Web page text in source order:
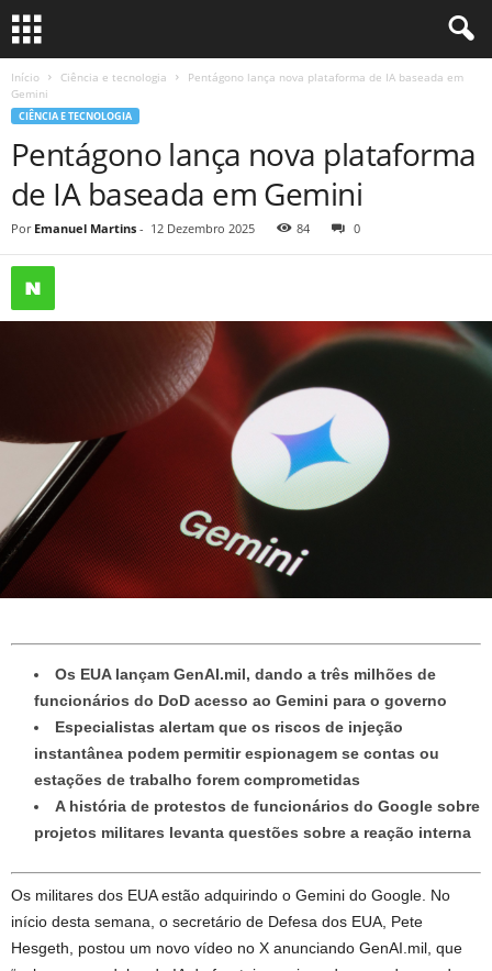
Início Ciência e tecnologia
Pentágono lança nova plataforma de IA baseada em
Gemini
CIÊNCIA E TECNOLOGIA
Pentágono lança nova plataforma
de IA baseada em Gemini
Por Emanuel Martins - 12 Dezembro 2025 84 0
Os EUA lançam GenAI.mil, dando a três milhões de
funcionários do DoD acesso ao Gemini para o governo
Especialistas alertam que os riscos de injeção
instantânea podem permitir espionagem se contas ou
estações de trabalho forem comprometidas
A história de protestos de funcionários do Google sobre
projetos militares levanta questões sobre a reação interna
Os militares dos EUA estão adquirindo o Gemini do Google. No
início desta semana, o secretário de Defesa dos EUA, Pete
Hesgeth, postou um novo vídeo no X anunciando GenAI.mil, que